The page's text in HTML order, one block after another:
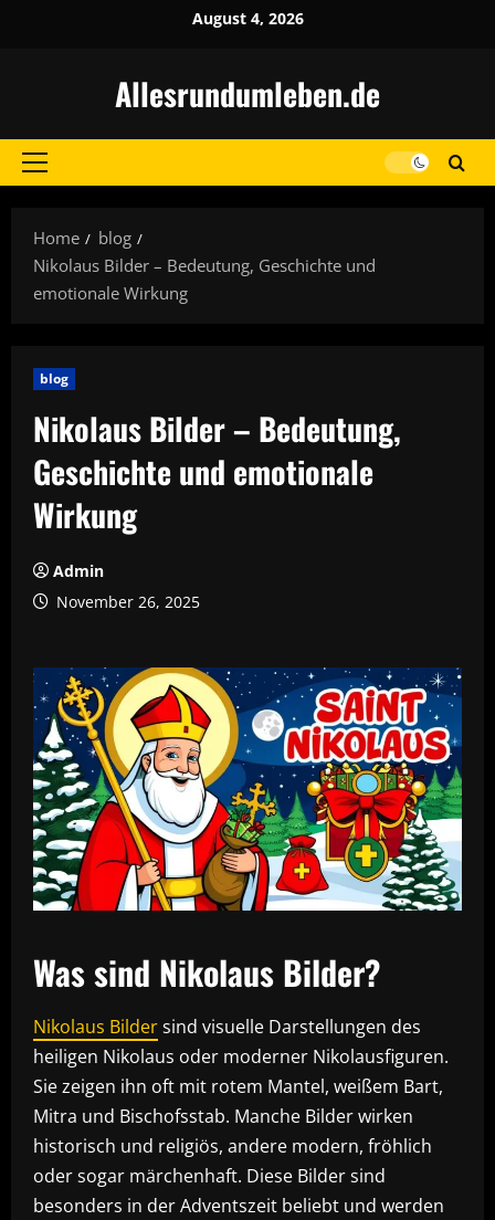
August 4, 2026
Allesrundumleben.de
Primary
Home
blog
Nikolaus Bilder – Bedeutung, Geschichte und
emotionale Wirkung
blog
Nikolaus Bilder – Bedeutung,
Geschichte und emotionale
Wirkung
Admin
November 26, 2025
Was sind Nikolaus Bilder?
Nikolaus Bildersind visuelle Darstellungen des
heiligen Nikolaus oder moderner Nikolausfiguren.
Sie zeigen ihn oft mit rotem Mantel, weißem Bart,
Mitra und Bischofsstab. Manche Bilder wirken
historisch und religiös, andere modern, fröhlich
oder sogar märchenhaft. Diese Bilder sind
besonders in der Adventszeit beliebt und werden